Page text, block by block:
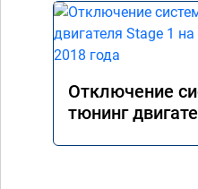
Отключение
тюнинг